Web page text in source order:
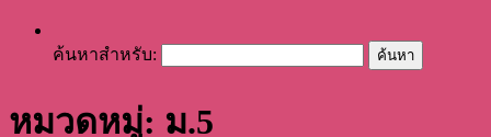
ค้นหาสำหรับ:
หมวดหมู่: ม.5